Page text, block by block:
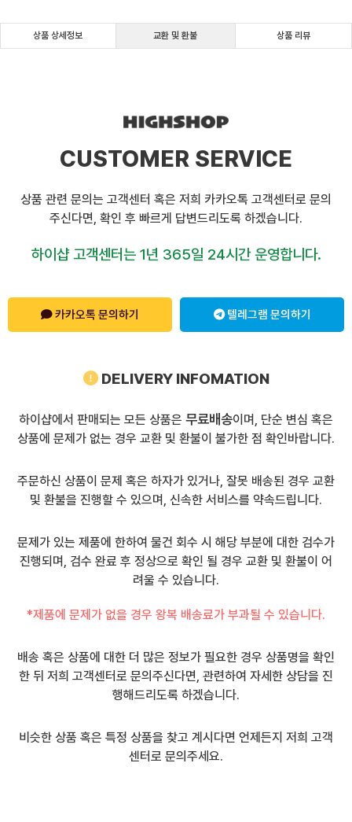
상품 상세정보 교환 및 환불 상품 리뷰
CUSTOMER SERVICE
상품 관련 문의는 고객센터 혹은 저희 카카오톡 고객센터로 문의
주신다면, 확인 후 빠르게 답변드리도록 하겠습니다.
하이샵 고객센터는 1년 365일 24시간 운영합니다.
카카오톡 문의하기 텔레그램 문의하기
DELIVERY INFOMATION
하이샵에서 판매되는 모든 상품은 무료배송이며, 단순 변심 혹은
상품에 문제가 없는 경우 교환 및 환불이 불가한 점 확인바랍니다.
주문하신 상품이 문제 혹은 하자가 있거나, 잘못 배송된 경우 교환
및 환불을 진행할 수 있으며, 신속한 서비스를 약속드립니다.
문제가 있는 제품에 한하여 물건 회수 시 해당 부분에 대한 검수가
진행되며, 검수 완료 후 정상으로 확인 될 경우 교환 및 환불이 어
려울 수 있습니다.
*제품에 문제가 없을 경우 왕복 배송료가 부과될 수 있습니다.
배송 혹은 상품에 대한 더 많은 정보가 필요한 경우 상품명을 확인
한 뒤 저희 고객센터로 문의주신다면, 관련하여 자세한 상담을 진
행해드리도록 하겠습니다.
비슷한 상품 혹은 특정 상품을 찾고 계시다면 언제든지 저희 고객
센터로 문의주세요.